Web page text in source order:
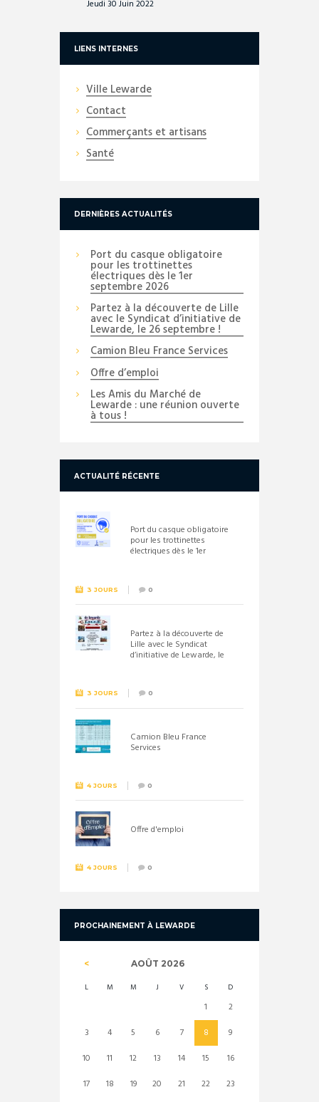
Jeudi 30 Juin 2022
LIENS INTERNES
Ville Lewarde
Contact
Commerçants et artisans
Santé
DERNIÈRES ACTUALITÉS
Port du casque obligatoire
pour les trottinettes
électriques dès le 1er
septembre 2026
Partez à la découverte de Lille
avec le Syndicat d’initiative de
Lewarde, le 26 septembre !
Camion Bleu France Services
Offre d’emploi
Les Amis du Marché de
Lewarde : une réunion ouverte
à tous !
ACTUALITÉ RÉCENTE
Port du casque obligatoire
pour les trottinettes
électriques dès le 1er
3 JOURS 0
Partez à la découverte de
Lille avec le Syndicat
d’initiative de Lewarde, le
3 JOURS 0
Camion Bleu France
Services
4 JOURS 0
Offre d'emploi
4 JOURS 0
PROCHAINEMENT À LEWARDE
AOÛT 2026
L M M J V S D
1
2
3
4 5 6 7 8
9
10
11 12 13 14 15
16
17
18 19 20 21 22 23